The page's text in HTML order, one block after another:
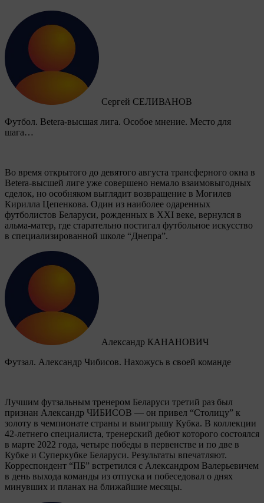
Сергей СЕЛИВАНОВ
Футбол. Betera-высшая лига. Особое мнение. Место для
шага…
Во время открытого до девятого августа трансферного окна в
Betera-высшей лиге уже совершено немало взаимовыгодных
сделок, но особняком выглядит возвращение в Могилев
Кирилла Цепенкова. Один из наиболее одаренных
футболистов Беларуси, рожденных в XXI веке, вернулся в
альма-матер, где старательно постигал футбольное искусство
в специализированной школе “Днепра”.
Александр КАНАНОВИЧ
Футзал. Александр Чибисов. Нахожусь в своей команде
Лучшим футзальным тренером Беларуси третий раз был
признан Александр ЧИБИСОВ — он привел “Столицу” к
золоту в чемпионате страны и выигрышу Кубка. В коллекции
42-летнего специалиста, тренерский дебют которого состоялся
в марте 2022 года, четыре победы в первенстве и по две в
Кубке и Суперкубке Беларуси. Результаты впечатляют.
Корреспондент “ПБ” встретился с Александром Валерьевичем
в день выхода команды из отпуска и побеседовал о днях
минувших и планах на ближайшие месяцы.